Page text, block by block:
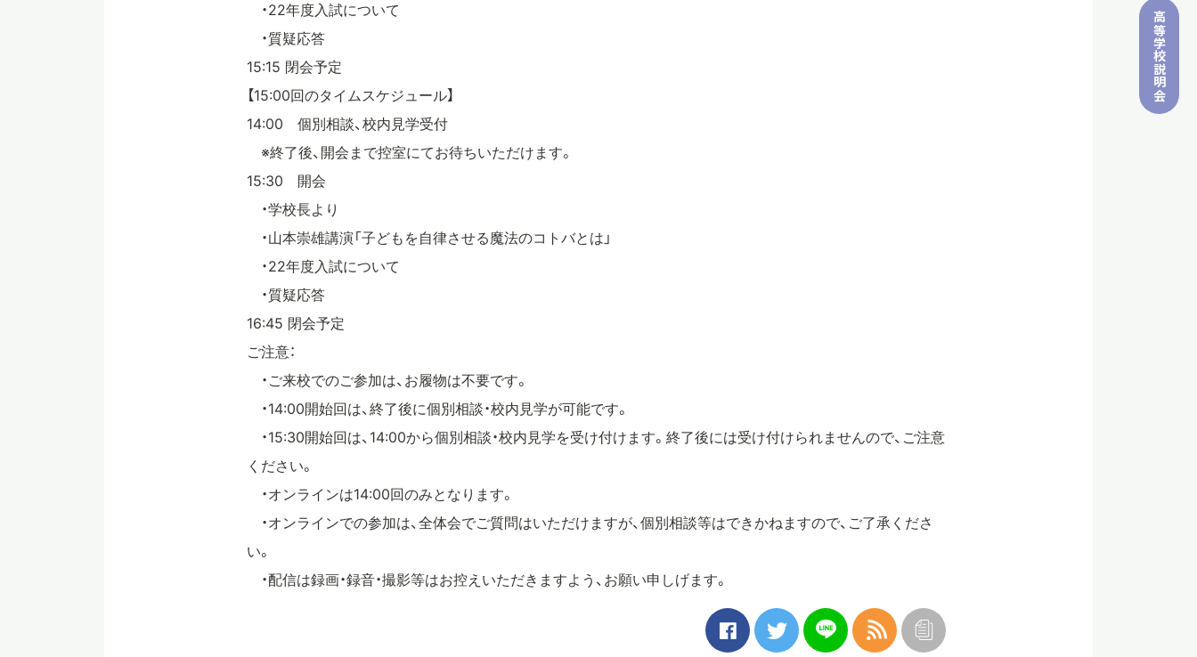
高等学校
説明会
・22年度入試について
・質疑応答
15:15 閉会予定
【15:00回のタイムスケジュール】
14:00 個別相談、校内見学受付
※終了後、開会まで控室にてお待ちいただけます。
15:30 開会
・学校長より
・山本崇雄講演「子どもを自律させる魔法のコトバとは」
・22年度入試について
・質疑応答
16:45 閉会予定
ご注意：
・ご来校でのご参加は、お履物は不要です。
・14:00開始回は、終了後に個別相談・校内見学が可能です。
・15:30開始回は、14:00から個別相談・校内見学を受け付けます。終了後には受け付けられませんので、ご注意
ください。
・オンラインは14:00回のみとなります。
・オンラインでの参加は、全体会でご質問はいただけますが、個別相談等はできかねますので、ご了承くださ
い。
・配信は録画・録音・撮影等はお控えいただきますよう、お願い申しげます。